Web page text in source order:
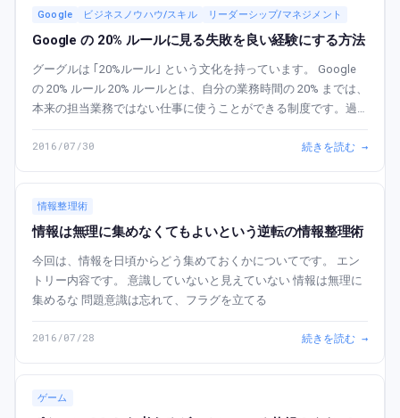
Google ビジネスノウハウ/スキル リーダーシップ/マネジメント
Google の 20% ルールに見る失敗を良い経験にする方法
グーグルは ｢20%ルール｣ という文化を持っています。 Google
の 20% ルール 20% ルールとは、自分の業務時間の 20% までは、
本来の担当業務ではない仕事に使うことができる制度です。過
2016/07/30
続きを読む →
情報整理術
情報は無理に集めなくてもよいという逆転の情報整理術
今回は、情報を日頃からどう集めておくかについてです。 エン
トリー内容です。 意識していないと見えていない 情報は無理に
集めるな 問題意識は忘れて、フラグを立てる
2016/07/28 続きを読む →
ゲーム